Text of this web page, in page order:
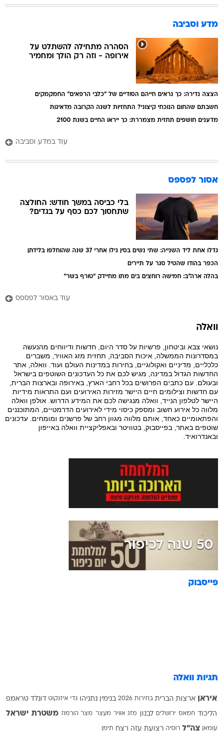
מדע וסביבה
הסהרה מתחילה להשתלט על
אירופה - וזה רק הולך ומחמיר
הצצה נדירה: כך נראים חייהם הסודיים של "כלבי הרפאים" החמקמקים
חשבתם שהחום הנוכחי קיצוני? התחזיות לשנה הקרובה מדאיגות
מדענים חושפים תחזית מצמררת: כך ייראו החיים בשנת 2100
עוד במדע וסביבה
אסור לפספס
בלי כביסה במשך חודש: החולצה
שתחסוך לכם כסף על בגדים?
גדלו אחת ליד השנייה: שתי נשים בסין גילו אחרי 37 שנה שהוחלפו בלידתן
הכפר בהודו שהטיל סגר על תיירים
בהלה ארה"ב: חמישה רוחצים בים מתו מחיידק "טורף בשר"
עוד באסור לפספס
וואלה
נושאי צבא וביטחון, פרשיות על סדר היום, חדשות ודיווחים מהנעשה
במסדרונות הממשלה, איכות הסביבה, תחזית מזג האוויר, משברים
כלכליים, מדיניים ואקולוגיים, בחירות במדינות העולם ועוד. וואלה, אתר
החדשות הגדול במדינה, מגיש לכם את כל העדכונים השוטפים בישראל
ובעולם. עם כתבים הפרושים בכל רחבי הארץ, באירופה ובארצות הברית,
עם חדשות וצילומים חיים היישר מזירות האירועים ועם התראות מידיות
היישר לטלפון הנייד, וואלה מנגישה לכם את המידע הדרוש. אולפן וואלה
מלווה כל אירוע חשוב ומספק כיסוי מידי לאירועים הדרמטיים, המתוכננים
והפתאומיים כאחד, אותם מלווה מגוון רחב של פרשנים ומומחים. עדכונים
שוטפים באתר, בפייסבוק, בטוויטר ובאפליקציית וואלה באייפון
ובאנדרואיד.
50 שנה לכיפור
פייסבוק
תגיות וואלה
איראן ארצות הברית בחירות 2026 בנימין נתניהו גדי איזנקוט דונלד טראמפ
הליכוד חמאס ירושלים לבנון מזג אוויר מעצר מצר הורמוז משטרת ישראל
עומאן צה"ל רוסיה רצועת עזה רצח תימן